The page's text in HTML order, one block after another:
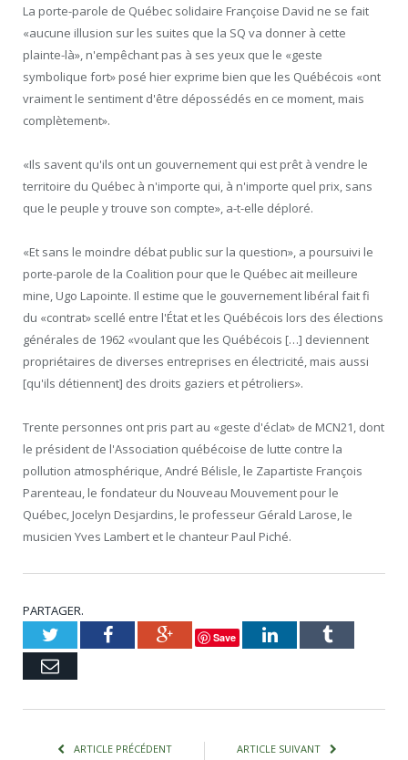
La porte-parole de Québec solidaire Françoise David ne se fait
«aucune illusion sur les suites que la SQ va donner à cette
plainte-là», n'empêchant pas à ses yeux que le «geste
symbolique fort» posé hier exprime bien que les Québécois «ont
vraiment le sentiment d'être dépossédés en ce moment, mais
complètement».
«Ils savent qu'ils ont un gouvernement qui est prêt à vendre le
territoire du Québec à n'importe qui, à n'importe quel prix, sans
que le peuple y trouve son compte», a-t-elle déploré.
«Et sans le moindre débat public sur la question», a poursuivi le
porte-parole de la Coalition pour que le Québec ait meilleure
mine, Ugo Lapointe. Il estime que le gouvernement libéral fait fi
du «contrat» scellé entre l'État et les Québécois lors des élections
générales de 1962 «voulant que les Québécois […] deviennent
propriétaires de diverses entreprises en électricité, mais aussi
[qu'ils détiennent] des droits gaziers et pétroliers».
Trente personnes ont pris part au «geste d'éclat» de MCN21, dont
le président de l'Association québécoise de lutte contre la
pollution atmosphérique, André Bélisle, le Zapartiste François
Parenteau, le fondateur du Nouveau Mouvement pour le
Québec, Jocelyn Desjardins, le professeur Gérald Larose, le
musicien Yves Lambert et le chanteur Paul Piché.
PARTAGER.
TwitterFacebookGoogle+
Save LinkedInTumblr
Courriel
ARTICLE PRÉCÉDENT ARTICLE SUIVANT